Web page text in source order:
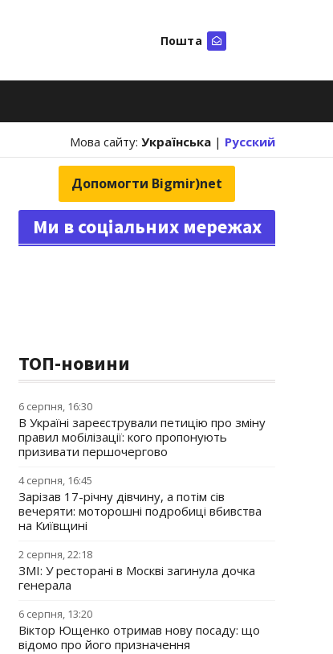
Пошта
Мова сайту: Українська | Русский
Допомогти Bigmir)net
Ми в соціальних мережах
ТОП-новини
6 серпня, 16:30
В Україні зареєстрували петицію про зміну
правил мобілізації: кого пропонують
призивати першочергово
4 серпня, 16:45
Зарізав 17-річну дівчину, а потім сів
вечеряти: моторошні подробиці вбивства
на Київщині
2 серпня, 22:18
ЗМІ: У ресторані в Москві загинула дочка
генерала
6 серпня, 13:20
Віктор Ющенко отримав нову посаду: що
відомо про його призначення